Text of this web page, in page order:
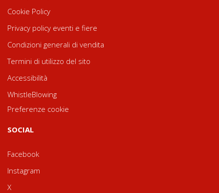
Cookie Policy
Privacy policy eventi e fiere
Condizioni generali di vendita
Termini di utilizzo del sito
Accessibilità
WhistleBlowing
Preferenze cookie
SOCIAL
Facebook
Instagram
X